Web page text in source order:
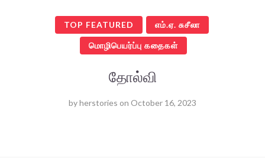
TOP FEATURED எம்.ஏ. சுசீலா
மொழிபெயர்ப்பு கதைகள்
தோல்வி
byherstories on October 16, 2023